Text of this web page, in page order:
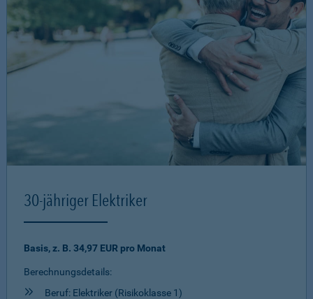
30-jähriger Elektriker
Basis, z. B. 34,97 EUR pro Monat
Berechnungsdetails:
Beruf: Elektriker (Risikoklasse 1)